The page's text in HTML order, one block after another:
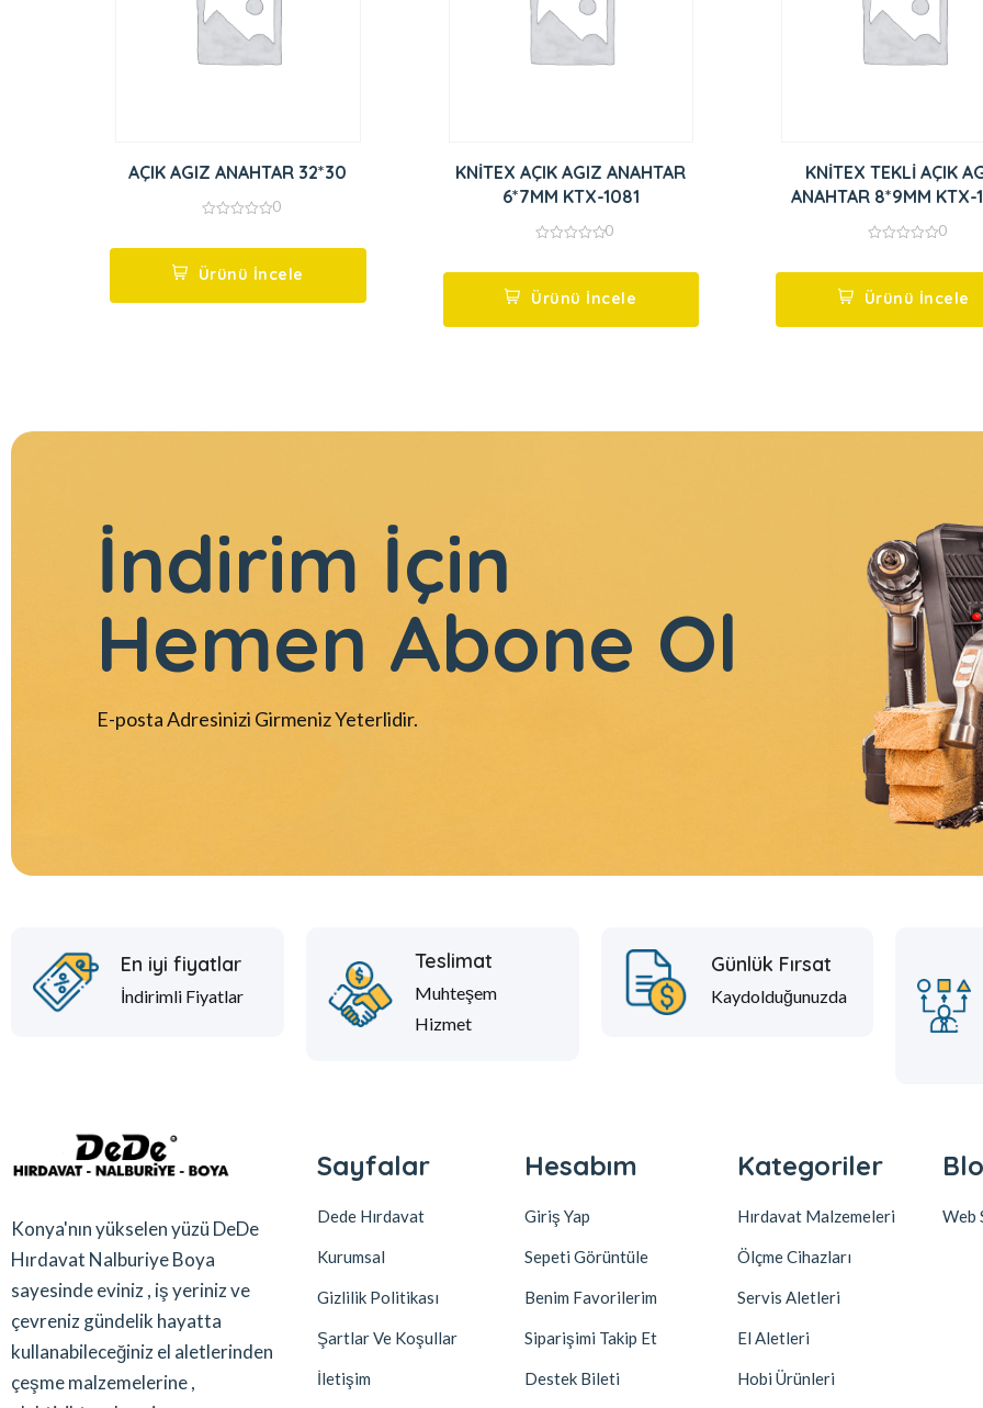
AÇIK AGIZ ANAHTAR 32*30
5
0
Ürünü İncele
KNİTEX AÇIK AGIZ ANAHTAR
6*7MM KTX-1081
5
0
Ürünü İncele
KNİTEX TEKLİ AÇIK
ANAHTAR 8*9MM KTX-
5
0
Ürünü İncele
İndirim İçin
Hemen Abone Ol
E-posta Adresinizi Girmeniz Yeterlidir.
En iyi fiyatlar
İndirimli Fiyatlar
Teslimat
Muhteşem
Hizmet
Günlük Fırsat
Kaydolduğunuzda
Konya'nın yükselen yüzü DeDe
Hırdavat Nalburiye Boya
sayesinde eviniz , iş yeriniz ve
çevreniz gündelik hayatta
kullanabileceğiniz el aletlerinden
çeşme malzemelerine ,
Sayfalar
Dede Hırdavat
Kurumsal
Gizlilik Politikası
Şartlar Ve Koşullar
İletişim
Hesabım
Giriş Yap
Sepeti Görüntüle
Benim Favorilerim
Siparişimi Takip Et
Destek Bileti
Kategoriler
Hırdavat Malzemeleri
Ölçme Cihazları
Servis Aletleri
El Aletleri
Hobi Ürünleri
Web